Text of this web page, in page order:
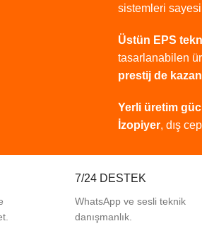
sistemleri
Üstün EPS
tasarlanabilen
prestij de
Yerli üretim
İzopiyer, dış
7/24 DESTEK
WhatsApp ve sesli teknik
danışmanlık.